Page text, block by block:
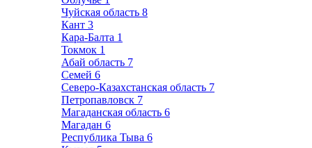
Чуйская область 8
Кант 3
Кара-Балта 1
Токмок 1
Абай область 7
Семей 6
Северо-Казахстанская область 7
Петропавловск 7
Магаданская область 6
Магадан 6
Республика Тыва 6